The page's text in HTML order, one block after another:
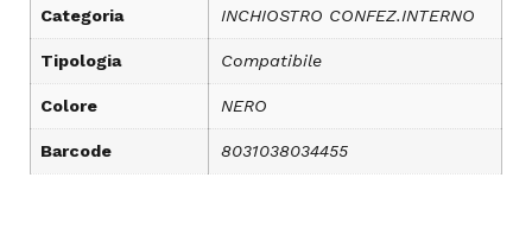
Categoria INCHIOSTRO CONFEZ.INTERNO
Tipologia Compatibile
Colore NERO
Barcode 8031038034455